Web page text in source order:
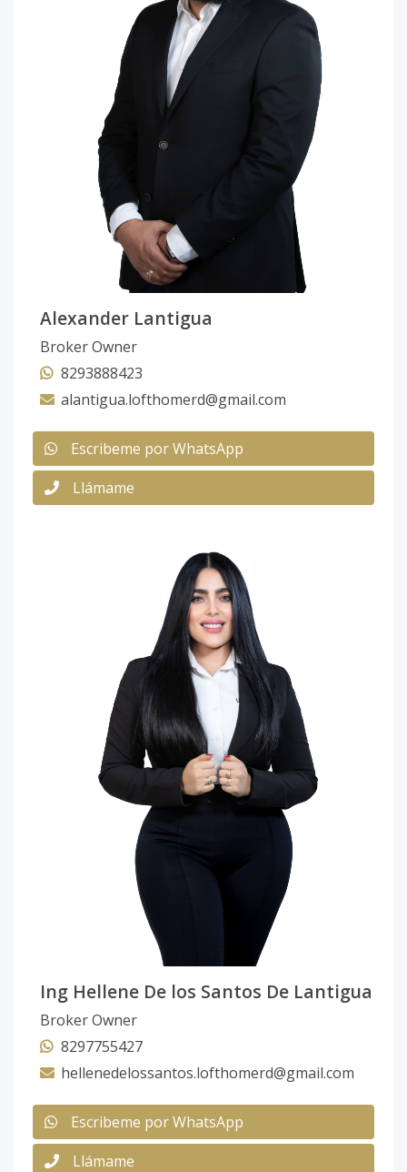
Alexander Lantigua
Broker Owner
8293888423
alantigua.lofthomerd@gmail.com
Escribeme por WhatsApp
Llámame
Ing Hellene De los Santos De Lantigua
Broker Owner
8297755427
hellenedelossantos.lofthomerd@gmail.com
Escribeme por WhatsApp
Llámame